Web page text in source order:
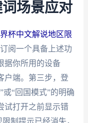
场景应对
杯中文解说地区限
阅一个具备上述功
据你所用的设备
户端。第三步，登
“回国模式”的明确
试打开之前显示错
制提示已经消失，